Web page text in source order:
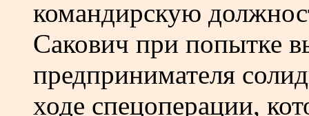
командирскую
Сакович при попытке
предпринимателя
ходе спецоперации,